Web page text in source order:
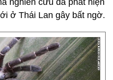
nghiên cứu đã phát hiện
ở Thái Lan gây bất ngờ.